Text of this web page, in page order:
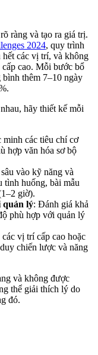
ràng và tạo ra giá trị.
2024, quy trình
các vị trí, và không
cao. Mỗi bước bổ
bình thêm 7–10 ngày
hãy thiết kế mỗi
minh các tiêu chí cơ
hợp văn hóa sơ bộ
vào kỹ năng và
tình huống, bài mẫu
giờ).
quản lý: Đánh giá khả
phù hợp với quản lý
vị trí cấp cao hoặc
chiến lược và năng
và không được
thể giải thích lý do
đó.